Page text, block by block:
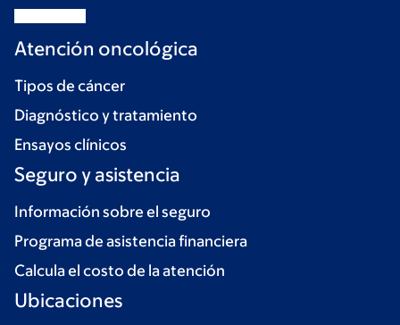
Atención oncológica
Tipos de cáncer
Diagnóstico y tratamiento
Ensayos clínicos
Seguro y asistencia
Información sobre el seguro
Programa de asistencia financiera
Calcula el costo de la atención
Ubicaciones